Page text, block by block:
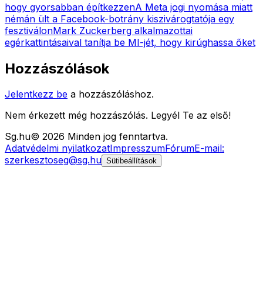
hogy gyorsabban építkezzenA Meta jogi nyomása miatt
némán ült a Facebook-botrány kiszivárogtatója egy
fesztiválonMark Zuckerberg alkalmazottai
egérkattintásaival tanítja be MI-jét, hogy kirúghassa őket
Hozzászólások
Jelentkezz be a hozzászóláshoz.
Nem érkezett még hozzászólás. Legyél Te az első!
Sg.hu© 2026 Minden jog fenntartva.
Adatvédelmi nyilatkozatImpresszumFórumE-mail:
szerkesztoseg@sg.hu Sütibeállítások